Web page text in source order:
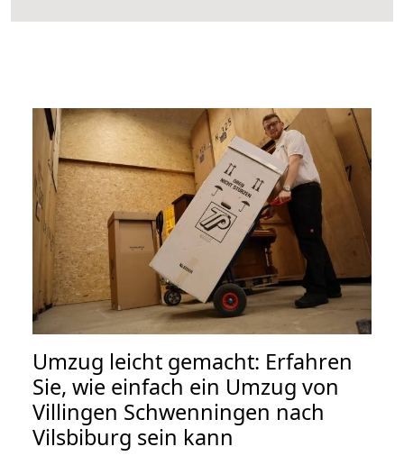
Umzug leicht gemacht: Erfahren
Sie, wie einfach ein Umzug von
Villingen Schwenningen nach
Vilsbiburg sein kann